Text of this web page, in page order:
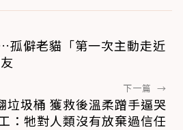
孤僻老貓「第一次主動走近
下一篇 →
垃圾桶 獲救後溫柔蹭手逼哭
：牠對人類沒有放棄過信任